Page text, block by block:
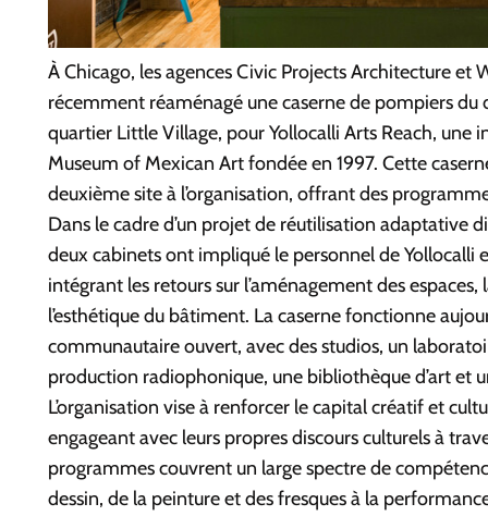
À Chicago, les agences Civic Projects Architecture et
récemment réaménagé une caserne de pompiers du
quartier Little Village, pour Yollocalli Arts Reach, une
Museum of Mexican Art fondée en 1997. Cette
deuxième site à l’organisation, offrant des
Dans le cadre d’un projet de réutilisation adaptative
deux cabinets ont impliqué le personnel de Yollocalli
intégrant les retours sur l’aménagement des
l’esthétique du bâtiment. La caserne fonctionne
communautaire ouvert, avec des studios, un
production radiophonique, une bibliothèque d’art et
L’organisation vise à renforcer le capital créatif et
engageant avec leurs propres discours culturels à
programmes couvrent un large spectre de
dessin, de la peinture et des fresques à la